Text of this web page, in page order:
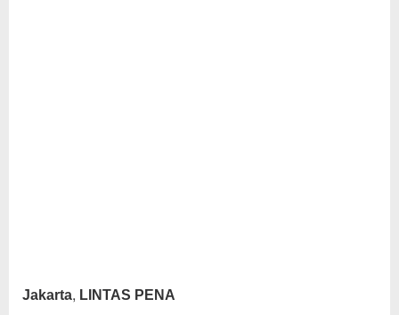
Jakarta, LINTAS PENA